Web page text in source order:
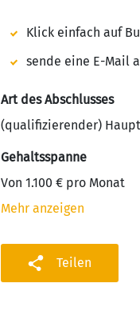
Klick einfach auf
sende eine E-Mail
Art des Abschlusses
(qualifizierender)
Gehaltsspanne
Von 1.100 € pro Monat
Mehr anzeigen
Teilen